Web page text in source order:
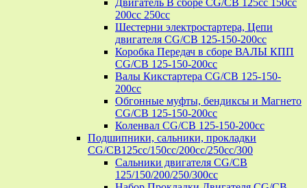
200cc 250cc
Шестерни электростартера, Цепи
двигателя CG/CB 125-150-200cc
Коробка Передач в сборе ВАЛЫ КПП
CG/CB 125-150-200cc
Валы Кикстартера CG/CB 125-150-
200cc
Обгонные муфты, бендиксы и Магнето
CG/CB 125-150-200cc
Коленвал CG/CB 125-150-200cc
Подшипники, сальники, прокладки
CG/CB125сс/150cc/200cc/250cc/300
Сальники двигателя CG/CB
125/150/200/250/300cc